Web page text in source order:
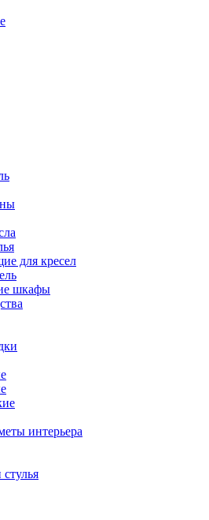
для кресел
шкафы
интерьера